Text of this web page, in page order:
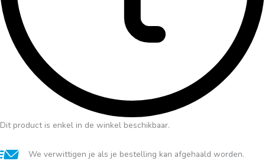
Dit product is enkel in de winkel beschikbaar.
We verwittigen je als je bestelling kan afgehaald worden.